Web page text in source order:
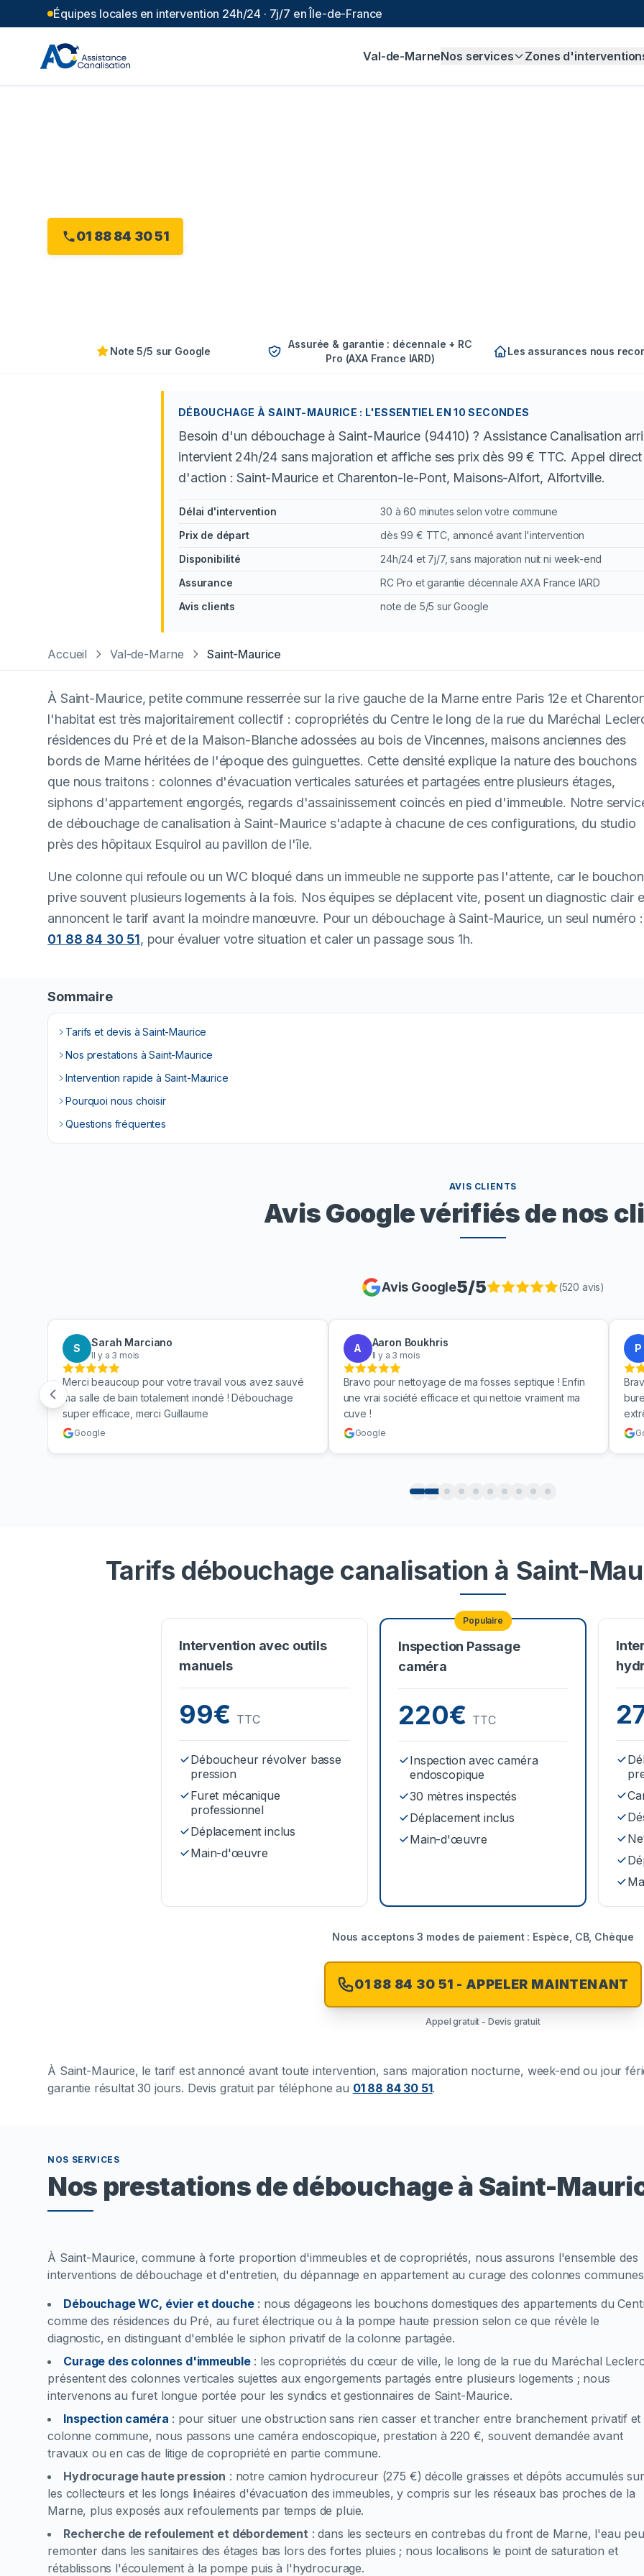
Équipes locales en intervention 24h/24 · 7j/7 en Île-de-France
Val-de-MarneNos services Zones
01 88 84 30 51
Note 5/5 sur Google
Assurée & garantie : décennale + RC
Pro (AXA France IARD)
Les assurances nous
DÉBOUCHAGE À SAINT-MAURICE : L'ESSENTIEL EN 10 SECONDES
Besoin d'un débouchage à Saint-Maurice (94410) ? Assistance Canalisation
intervient 24h/24 sans majoration et affiche ses prix dès 99 € TTC. Appel
d'action : Saint-Maurice et Charenton-le-Pont, Maisons-Alfort, Alfortville.
Délai d'intervention
30 à 60 minutes selon votre commune
Prix de départ
dès 99 € TTC, annoncé avant l'intervention
Disponibilité
24h/24 et 7j/7, sans majoration nuit ni week-end
Assurance
RC Pro et garantie décennale AXA France IARD
Avis clients
note de 5/5 sur Google
Accueil Val-de-Marne Saint-Maurice
À Saint-Maurice, petite commune resserrée sur la rive gauche de la Marne entre Paris 12e et
l'habitat est très majoritairement collectif : copropriétés du Centre le long de la rue du Maréchal
résidences du Pré et de la Maison-Blanche adossées au bois de Vincennes, maisons anciennes des
bords de Marne héritées de l'époque des guinguettes. Cette densité explique la nature des bouchons
que nous traitons : colonnes d'évacuation verticales saturées et partagées entre plusieurs étages,
siphons d'appartement engorgés, regards d'assainissement coincés en pied d'immeuble. Notre
de débouchage de canalisation à Saint-Maurice s'adapte à chacune de ces configurations, du studio
près des hôpitaux Esquirol au pavillon de l'île.
Une colonne qui refoule ou un WC bloqué dans un immeuble ne supporte pas l'attente, car le bouchon
prive souvent plusieurs logements à la fois. Nos équipes se déplacent vite, posent un diagnostic clair
annoncent le tarif avant la moindre manœuvre. Pour un débouchage à Saint-Maurice, un seul numéro
01 88 84 30 51, pour évaluer votre situation et caler un passage sous 1h.
Sommaire
Tarifs et devis à Saint-Maurice
Nos prestations à Saint-Maurice
Intervention rapide à Saint-Maurice
Pourquoi nous choisir
Questions fréquentes
AVIS CLIENTS
Avis Google vérifiés de nos
Avis Google5/5 (520 avis)
S Sarah Marciano
Il y a 3 mois
Merci beaucoup pour votre travail vous avez sauvé
ma salle de bain totalement inondé ! Débouchage
super efficace, merci Guillaume
Google
A Aaron Boukhris
Il y a 3 mois
Bravo pour nettoyage de ma fosses septique ! Enfin
une vrai société efficace et qui nettoie vraiment ma
cuve !
Google
P
Tarifs débouchage canalisation à Saint-
Intervention avec outils
manuels
99€ TTC
Déboucheur révolver basse
pression
Furet mécanique
professionnel
Déplacement inclus
Main-d'œuvre
Populaire
Inspection Passage
caméra
220€ TTC
Inspection avec caméra
endoscopique
30 mètres inspectés
Déplacement inclus
Main-d'œuvre
Nous acceptons 3 modes de paiement : Espèce, CB, Chèque
01 88 84 30 51 - APPELER MAINTENANT
Appel gratuit - Devis gratuit
À Saint-Maurice, le tarif est annoncé avant toute intervention, sans majoration nocturne, week-end ou jour
garantie résultat 30 jours. Devis gratuit par téléphone au 01 88 84 30 51.
NOS SERVICES
Nos prestations de débouchage à Saint-
À Saint-Maurice, commune à forte proportion d'immeubles et de copropriétés, nous assurons l'ensemble des
interventions de débouchage et d'entretien, du dépannage en appartement au curage des colonnes
Débouchage WC, évier et douche: nous dégageons les bouchons domestiques des appartements du
comme des résidences du Pré, au furet électrique ou à la pompe haute pression selon ce que révèle le
diagnostic, en distinguant d'emblée le siphon privatif de la colonne partagée.
Curage des colonnes d'immeuble: les copropriétés du cœur de ville, le long de la rue du Maréchal
présentent des colonnes verticales sujettes aux engorgements partagés entre plusieurs logements ; nous
intervenons au furet longue portée pour les syndics et gestionnaires de Saint-Maurice.
Inspection caméra : pour situer une obstruction sans rien casser et trancher entre branchement privatif et
colonne commune, nous passons une caméra endoscopique, prestation à 220 €, souvent demandée avant
travaux ou en cas de litige de copropriété en partie commune.
Hydrocurage haute pression : notre camion hydrocureur (275 €) décolle graisses et dépôts accumulés sur
les collecteurs et les longs linéaires d'évacuation des immeubles, y compris sur les réseaux bas proches de la
Marne, plus exposés aux refoulements par temps de pluie.
Recherche de refoulement et débordement :dans les secteurs en contrebas du front de Marne, l'eau
remonter dans les sanitaires des étages bas lors des fortes pluies ; nous localisons le point de saturation et
rétablissons l'écoulement à la pompe puis à l'hydrocurage.